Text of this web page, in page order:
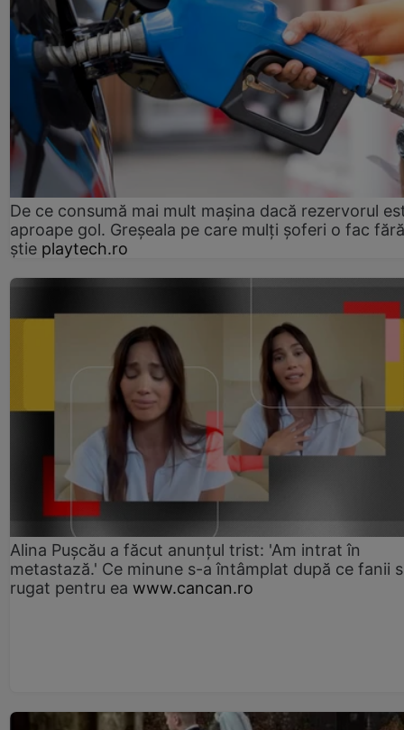
De ce consumă mai mult mașina dacă rezervorul
aproape gol. Greșeala pe care mulți șoferi o fac
știe playtech.ro
Alina Pușcău a făcut anunțul trist: 'Am intrat în
metastază.' Ce minune s-a întâmplat după ce fanii
rugat pentru ea www.cancan.ro